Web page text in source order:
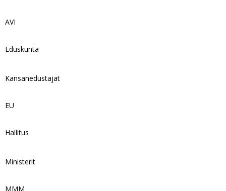
AVI
Eduskunta
Kansanedustajat
EU
Hallitus
Ministerit
MMM